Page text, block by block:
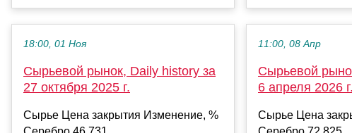
18:00, 01 Ноя
Сырьевой рынок, Daily history за
27 октября 2025 г.
Сырье Цена закрытия Изменение, %
11:00, 08 Апр
Сырьевой
6 апреля 2026 г.
Сырье Цена